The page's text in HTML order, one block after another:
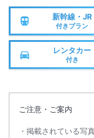
新幹線・JR
付きプラン
レンタカー
付き
ご注意・ご案内
掲載されている写